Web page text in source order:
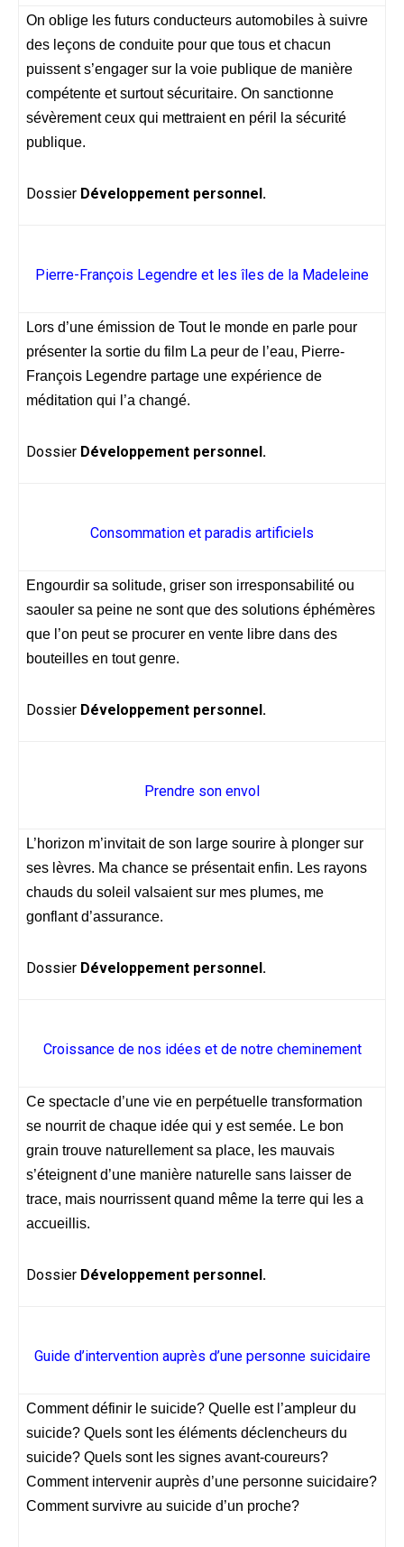
On oblige les futurs conducteurs automobiles à suivre
des leçons de conduite pour que tous et chacun
puissent s’engager sur la voie publique de manière
compétente et surtout sécuritaire. On sanctionne
sévèrement ceux qui mettraient en péril la sécurité
publique.
Dossier Développement personnel.
Pierre-François Legendre et les îles de la Madeleine
Lors d’une émission de Tout le monde en parle pour
présenter la sortie du film La peur de l’eau, Pierre-
François Legendre partage une expérience de
méditation qui l’a changé.
Dossier Développement personnel.
Consommation et paradis artificiels
Engourdir sa solitude, griser son irresponsabilité ou
saouler sa peine ne sont que des solutions éphémères
que l’on peut se procurer en vente libre dans des
bouteilles en tout genre.
Dossier Développement personnel.
Prendre son envol
L’horizon m’invitait de son large sourire à plonger sur
ses lèvres. Ma chance se présentait enfin. Les rayons
chauds du soleil valsaient sur mes plumes, me
gonflant d’assurance.
Dossier Développement personnel.
Croissance de nos idées et de notre cheminement
Ce spectacle d’une vie en perpétuelle transformation
se nourrit de chaque idée qui y est semée. Le bon
grain trouve naturellement sa place, les mauvais
s’éteignent d’une manière naturelle sans laisser de
trace, mais nourrissent quand même la terre qui les a
accueillis.
Dossier Développement personnel.
Guide d’intervention auprès d’une personne suicidaire
Comment définir le suicide? Quelle est l’ampleur du
suicide? Quels sont les éléments déclencheurs du
suicide? Quels sont les signes avant-coureurs?
Comment intervenir auprès d’une personne suicidaire?
Comment survivre au suicide d’un proche?